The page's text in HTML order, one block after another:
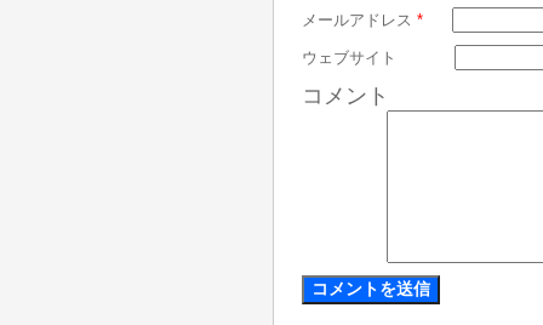
メールアドレス *
ウェブサイト
コメント